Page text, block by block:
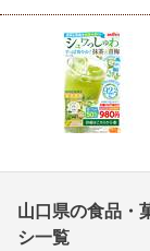
山口県の食品・
シ一覧